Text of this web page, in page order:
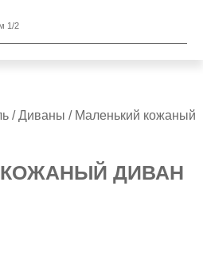
1/2
/Диваны / Маленький кожаный
ДИВАН